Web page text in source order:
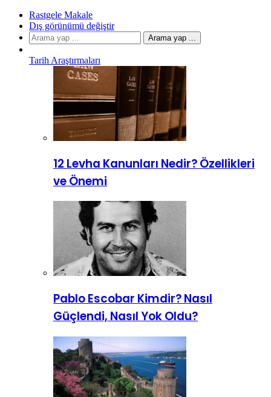
Rastgele Makale
Dış görünümü değiştir
Arama yap ...
Tarih Araştırmaları
12 Levha Kanunları Nedir? Özellikleri
ve Önemi
Pablo Escobar Kimdir? Nasıl
Güçlendi, Nasıl Yok Oldu?